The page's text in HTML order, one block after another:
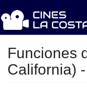
Funciones
California)